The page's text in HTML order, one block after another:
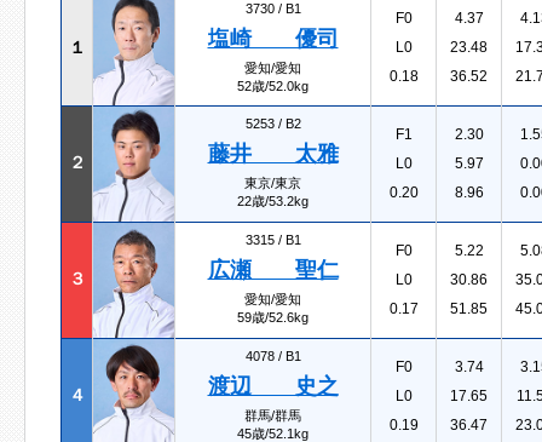
１
3730 / B1
塩崎 優司
愛知/愛知
52歳/52.0kg
F0
L0
0.18
4.37
23.48
36.52
２
5253 / B2
藤井 太雅
東京/東京
22歳/53.2kg
F1
L0
0.20
2.30
5.97
8.96
３
3315 / B1
広瀬 聖仁
愛知/愛知
59歳/52.6kg
F0
L0
0.17
5.22
30.86
51.85
４
4078 / B1
渡辺 史之
群馬/群馬
45歳/52.1kg
F0
L0
0.19
3.74
17.65
36.47